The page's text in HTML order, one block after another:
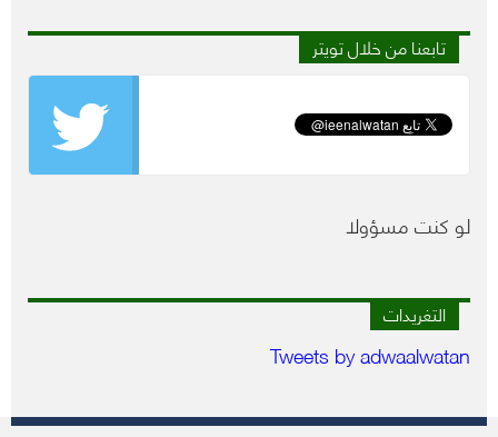
تابعنا من خلال تويتر
لو كنت مسؤولا
التغريدات
Tweets by adwaalwatan